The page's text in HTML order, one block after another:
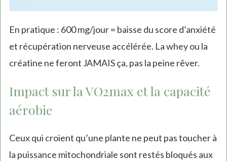
En pratique : 600 mg/jour = baisse du score d’anxiété
et récupération nerveuse accélérée. La whey ou la
créatine ne feront JAMAIS ça, pas la peine rêver.
Impact sur la VO2max et la capacité
aérobie
Ceux qui croient qu’une plante ne peut pas toucher à
la puissance mitochondriale sont restés bloqués aux